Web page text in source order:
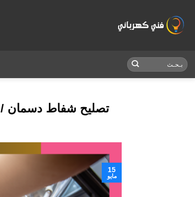
content
تصليح شفاط دسمان / 55009328 / صيانة شفاط حمام / فني تهوية دسمان
15
مايو